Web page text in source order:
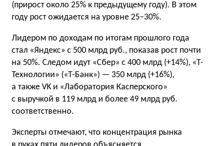
(прирост около 25% к предыдущему году). В этом
году рост ожидается на уровне 25−30%.
Лидером по доходам по итогам прошлого года
стал «Яндекс» с 500 млрд руб., показав рост почти
на 50%. Следом идут «Сбер» с 400 млрд (+14%), «Т-
Технологии» («Т-Банк») — 350 млрд (+16%),
а также VK и «Лаборатория Касперского»
с выручкой в 119 млрд и более 49 млрд руб.
соответственно.
Эксперты отмечают, что концентрация рынка